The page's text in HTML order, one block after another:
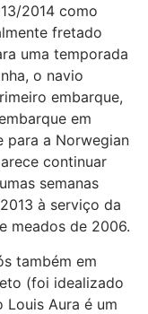
2014 como
fretado
uma temporada
o navio
embarque,
em
para a Norwegian
continuar
semanas
à serviço da
meados de 2006.
também em
(foi idealizado
Aura é um